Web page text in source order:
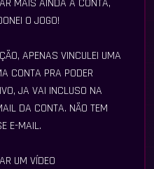
MAIS AINDA A CONTA,
O JOGO!
APENAS VINCULEI UMA
CONTA PRA PODER
JA VAI INCLUSO NA
DA CONTA. NÃO TEM
E-MAIL.
UM VÍDEO